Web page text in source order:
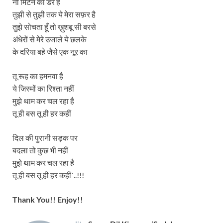
तुझी से तुझी तक ये मेरा सफ़र है
तुझे सोचता हूँ तो ख़ुशबू सी बरसे
अंधेरों से मेरे उजाले ये छलके
के दरिया बहे जैसे एक नूर का
तू रूह का हमनवा है
ये जिस्मों का रिश्ता नहीं
मुझे थाम कर चल रहा है
तू ही बस तू ही हर कहीं
दिल की पुरानी सड़क पर
बदला तो कुछ भी नहीं
मुझे थाम कर चल रहा है
तू ही बस तू ही हर कहीं`..!!!
Thank You!! Enjoy!!